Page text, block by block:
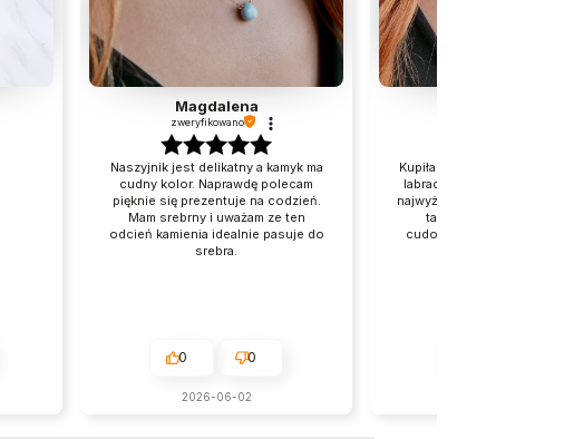
Magdalena
zweryfikowano
Naszyjnik jest delikatny a kamyk ma
cudny kolor. Naprawdę polecam
pięknie się prezentuje na codzień.
Mam srebrny i uważam ze ten
odcień kamienia idealnie pasuje do
srebra.
0 0
2026-06-02
Kupiłam przepiękny mini
labradorytem. Jakość
najwyższa, subtelność i
taka jak lubię.
cudownie. Po prostu